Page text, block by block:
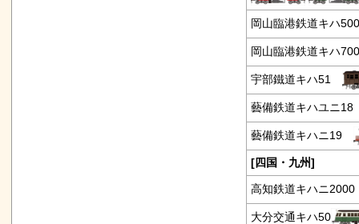
岡山臨港鉄道キハ
岡山臨港鉄道キハ
宇部鐵道キハ51
藝備鉄道キハユニ
藝備鉄道キハニ19
[四国・九州]
高知鉄道キハニ
大分交通キハ50